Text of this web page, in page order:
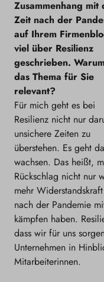
Zusammenhang mit
Zeit nach der
auf Ihrem
viel über Resilienz
geschrieben.
das Thema für Sie
relevant?
Für mich geht es bei
Resilienz nicht nur
unsichere Zeiten zu
überstehen. Es geht
wachsen. Das heißt,
Rückschlag nicht nur
mehr
nach der Pandemie
kämpfen haben.
dass wir für uns
Unternehmen in
Mitarbeiterinnen.